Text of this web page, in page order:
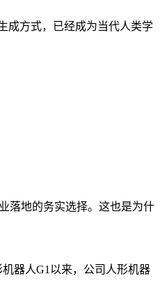
成方式，已经成为当代人类学
落地的务实选择。这也是为什
器人G1以来，公司人形机器